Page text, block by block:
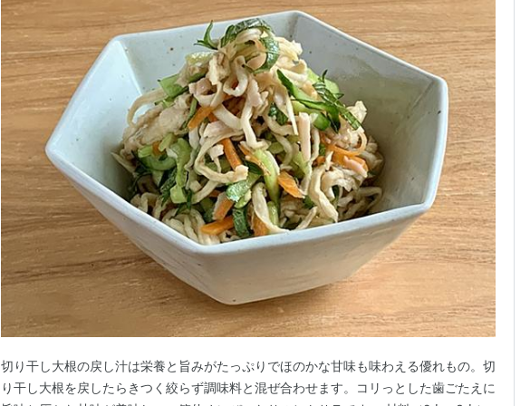
切り干し大根の戻し汁は栄養と旨みがたっぷりでほのかな甘味も味わえる優れもの。切
り干し大根を戻したらきつく絞らず調味料と混ぜ合わせます。コリっとした歯ごたえに